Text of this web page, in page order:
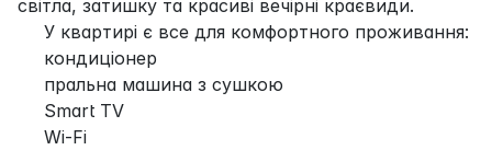
світла, затишку та красиві вечірні краєвиди.
У квартирі є все для комфортного проживання:
кондиціонер
пральна машина з сушкою
Smart TV
Wi-Fi